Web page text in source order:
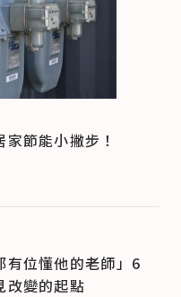
節能小撇步！
有位懂他的老師」6
改變的起點